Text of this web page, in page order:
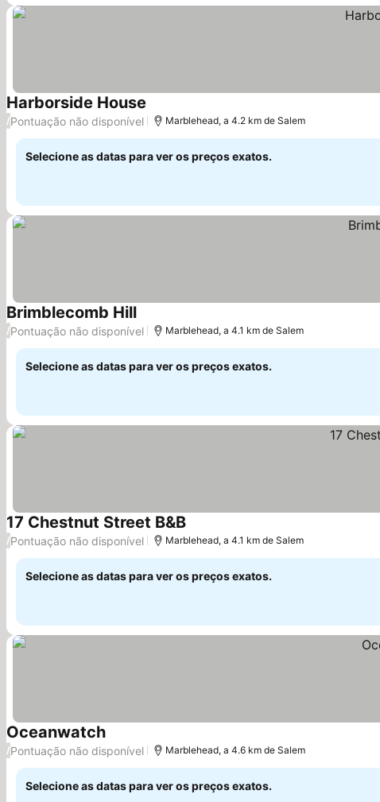
Harborside House
/Pontuação não disponível Marblehead, a 4.2 km de Salem
Selecione as datas para ver os preços exatos.
Brimblecomb Hill
/Pontuação não disponível Marblehead, a 4.1 km de Salem
Selecione as datas para ver os preços exatos.
17 Chestnut Street B&B
/Pontuação não disponível Marblehead, a 4.1 km de Salem
Selecione as datas para ver os preços exatos.
Oceanwatch
/Pontuação não disponível Marblehead, a 4.6 km de Salem
Selecione as datas para ver os preços exatos.